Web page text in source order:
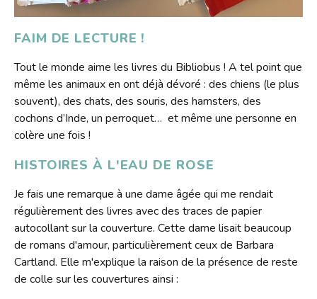
FAIM DE LECTURE !
Tout le monde aime les livres du Bibliobus ! A tel point que
même les animaux en ont déjà dévoré : des chiens (le plus
souvent), des chats, des souris, des hamsters, des
cochons d’Inde, un perroquet… et même une personne en
colère une fois !
HISTOIRES À L'EAU DE ROSE
Je fais une remarque à une dame âgée qui me rendait
régulièrement des livres avec des traces de papier
autocollant sur la couverture. Cette dame lisait beaucoup
de romans d'amour, particulièrement ceux de Barbara
Cartland. Elle m'explique la raison de la présence de reste
de colle sur les couvertures ainsi :